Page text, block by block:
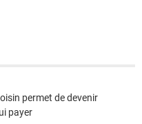
permet de devenir
payer